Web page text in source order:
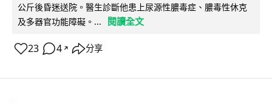
公斤後昏迷送院。醫生診斷他患上尿源性膿毒症、膿毒性休克
及多器官功能障礙。...
閱讀全文
23 4 ↗ 分享